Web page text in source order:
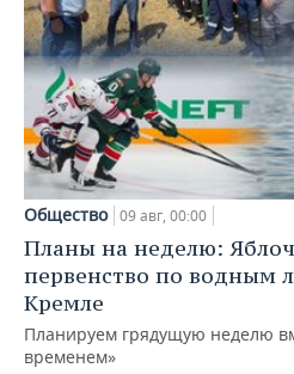
Общество 09 авг, 00:00
Планы на неделю:
первенство по водным
Кремле
Планируем грядущую неделю
временем»